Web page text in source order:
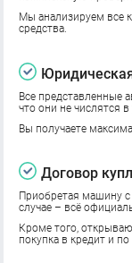
Мы анализируем все
средства.
Все представленные
что они не числятся
Вы получаете
Договор
Приобретая машину
случае – всё
Кроме того,
покупка в кредит и